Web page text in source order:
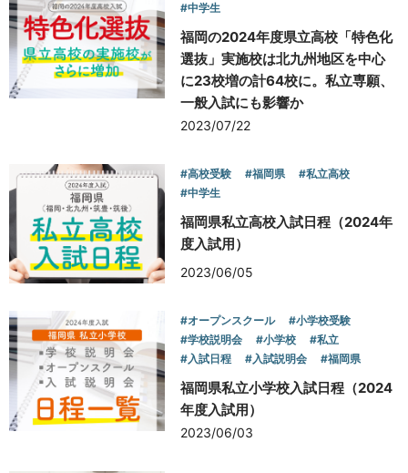
#中学生
福岡の2024年度県立高校「特色化
選抜」実施校は北九州地区を中心
に23校増の計64校に。私立専願、
一般入試にも影響か
2023/07/22
#高校受験 #福岡県
#私立高校
#中学生
福岡県私立高校入試日程（2024年
度入試用）
2023/06/05
#オープンスクール
#小学校受験
#学校説明会
#小学校
#私立
#入試日程
#入試説明会 #福岡県
福岡県私立小学校入試日程（2024
年度入試用）
2023/06/03